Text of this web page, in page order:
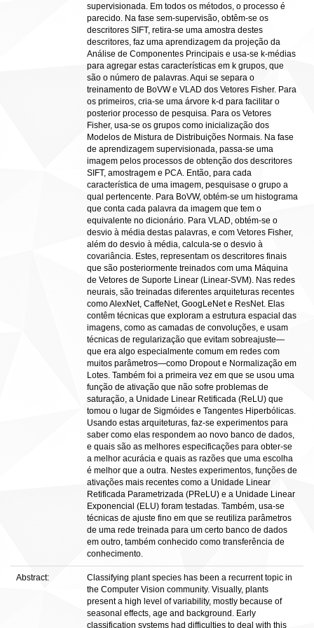
supervisionada. Em todos os métodos, o processo é
parecido. Na fase sem-supervisão, obtêm-se os
descritores SIFT, retira-se uma amostra destes
descritores, faz uma aprendizagem da projeção da
Análise de Componentes Principais e usa-se k-médias
para agregar estas características em k grupos, que
são o número de palavras. Aqui se separa o
treinamento de BoVW e VLAD dos Vetores Fisher. Para
os primeiros, cria-se uma árvore k-d para facilitar o
posterior processo de pesquisa. Para os Vetores
Fisher, usa-se os grupos como inicialização dos
Modelos de Mistura de Distribuições Normais. Na fase
de aprendizagem supervisionada, passa-se uma
imagem pelos processos de obtenção dos descritores
SIFT, amostragem e PCA. Então, para cada
característica de uma imagem, pesquisase o grupo a
qual pertencente. Para BoVW, obtém-se um histograma
que conta cada palavra da imagem que tem o
equivalente no dicionário. Para VLAD, obtém-se o
desvio à média destas palavras, e com Vetores Fisher,
além do desvio à média, calcula-se o desvio à
covariância. Estes, representam os descritores finais
que são posteriormente treinados com uma Máquina
de Vetores de Suporte Linear (Linear-SVM). Nas redes
neurais, são treinadas diferentes arquiteturas recentes
como AlexNet, CaffeNet, GoogLeNet e ResNet. Elas
contêm técnicas que exploram a estrutura espacial das
imagens, como as camadas de convoluções, e usam
técnicas de regularização que evitam sobreajuste—
que era algo especialmente comum em redes com
muitos parâmetros—como Dropout e Normalização em
Lotes. Também foi a primeira vez em que se usou uma
função de ativação que não sofre problemas de
saturação, a Unidade Linear Retificada (ReLU) que
tomou o lugar de Sigmóides e Tangentes Hiperbólicas.
Usando estas arquiteturas, faz-se experimentos para
saber como elas respondem ao novo banco de dados,
e quais são as melhores especificações para obter-se
a melhor acurácia e quais as razões que uma escolha
é melhor que a outra. Nestes experimentos, funções de
ativações mais recentes como a Unidade Linear
Retificada Parametrizada (PReLU) e a Unidade Linear
Exponencial (ELU) foram testadas. Também, usa-se
técnicas de ajuste fino em que se reutiliza parâmetros
de uma rede treinada para um certo banco de dados
em outro, também conhecido como transferência de
conhecimento.
Abstract:
Classifying plant species has been a recurrent topic in
the Computer Vision community. Visually, plants
present a high level of variability, mostly because of
seasonal effects, age and background. Early
classification systems had difficulties to deal with this